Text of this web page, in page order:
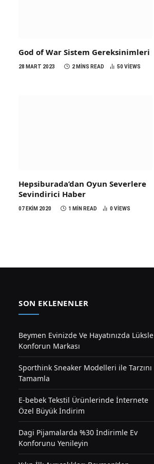
God of War Sistem Gereksinimleri
28 MART 2023 2 MINS READ 50 VIEWS
Hepsiburada’dan Oyun Severlere
Sevindirici Haber
07 EKIM 2020 1 MIN READ 0 VIEWS
SON EKLENENLER
Beymen Evinizde Ve Hayatınızda Lüksle
Konforun Markası
Sporthink Sneaker Modelleri ile Tarzını
Tamamla
E-bebek Tekstil Ürünlerinde İnternete
Özel Büyük İndirim
Dagi Pijamalarda %30 İndirimle Ev
Konforunu Yenileyin